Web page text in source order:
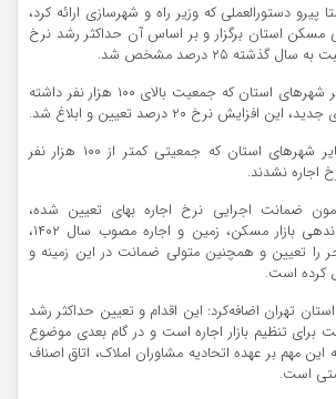
دستورالعملی که وزیر راه و شهرسازی ارائه کرد،
مسکن استان برگزار و بر اساس آن حداکثر رشد نرخ
گذشته ۲۵ درصد مشخص شد.
خالقی ادامه داد: در سایر شهرهای استان که جمعیت بالای ۱۰۰ هزار نفر داشته
نرخ ۲۰ درصد تعیین و ابلاغ شد.
وی خاطرنشان کرد: سایر شهرهای استان که جمعیتی کمتر از ۱۰۰ هزار نفر
اجاره نشدند.
ضمانت اجرایی نرخ اجاره بهای تعیین شده،
بیان‌داشت: قانون ساماندهی بازار مسکن، زمین و اجاره مصوب سال ۱۴۰۲،
را تعیین و همچنین متولی ضمانت در این زمینه و
است.
تهران اضافه‌کرد: این اقدام و تعیین حداکثر رشد
برای تنظیم بازار اجاره است و در گام بعدی موضوع
مهم بر عهده اتحادیه مشاوران املاک، اتاق اصناف
است.